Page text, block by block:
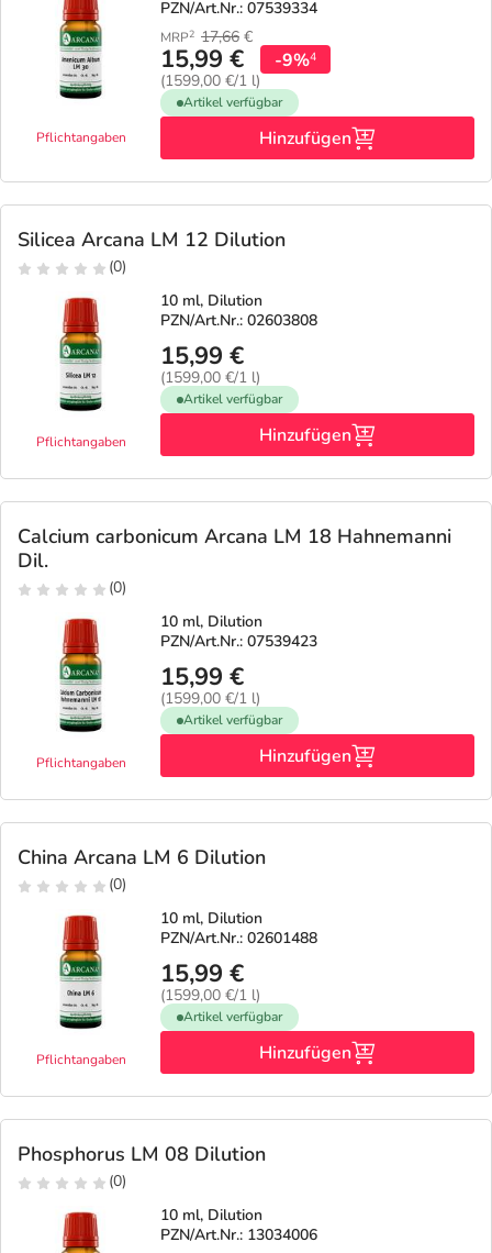
Pflichtangaben
PZN/Art.Nr.: 07539334
MRP2 17,66 €
15,99 €
(1599,00 €/1 l)
-9%4
Artikel verfügbar
Hinzufügen
Silicea Arcana LM 12 Dilution
(0)
Pflichtangaben
10 ml, Dilution
PZN/Art.Nr.: 02603808
15,99 €
(1599,00 €/1 l)
Artikel verfügbar
Hinzufügen
Calcium carbonicum Arcana LM 18 Hahnemanni
Dil.
(0)
Pflichtangaben
10 ml, Dilution
PZN/Art.Nr.: 07539423
15,99 €
(1599,00 €/1 l)
Artikel verfügbar
Hinzufügen
China Arcana LM 6 Dilution
(0)
Pflichtangaben
10 ml, Dilution
PZN/Art.Nr.: 02601488
15,99 €
(1599,00 €/1 l)
Artikel verfügbar
Hinzufügen
Phosphorus LM 08 Dilution
(0)
10 ml, Dilution
PZN/Art.Nr.: 13034006